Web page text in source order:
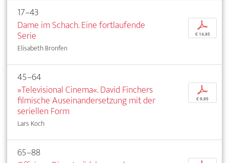
17–43
Dame im Schach. Eine fortlaufende
Serie
Elisabeth Bronfen
p
€ 14,95
45–64
»Televisional Cinema«. David Finchers
filmische Auseinandersetzung mit der
seriellen Form
Lars Koch
p
€ 9,95
65–88